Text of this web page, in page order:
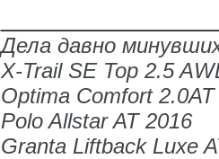
Дела давно
X-Trail SE Top 2.5
Optima Comfort
Polo Allstar AT 2016
Granta Liftback Luxe